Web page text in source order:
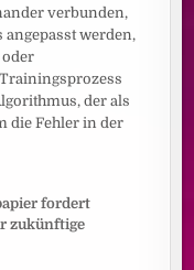
verbunden,
werden,
oder
der als
die Fehler in der
fordert
zukünftige